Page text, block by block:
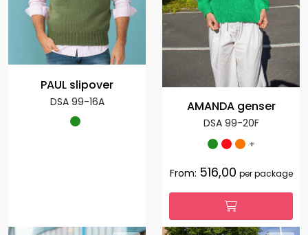
PAUL slipover
DSA 99-16A AMANDA genser
DSA 99-20F
+
From: 516,00 per package